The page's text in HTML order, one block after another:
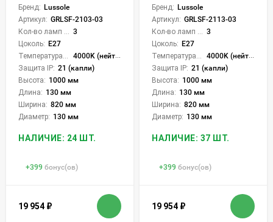
Бренд: Lussole
Артикул: GRLSF-2103-03
3
Цоколь: E27
4000K (нейтральный)
Защита IP: 21 (капли)
Высота: 1000 мм
Длина: 130 мм
Ширина: 820 мм
Диаметр: 130 мм
НАЛИЧИЕ: 24 ШТ.
+399 бонус(ов)
19 954 ₽
Бренд: Lussole
Артикул: GRLSF-2113-03
3
Цоколь: E27
4000K (нейтральный)
Защита IP: 21 (капли)
Высота: 1000 мм
Длина: 130 мм
Ширина: 820 мм
Диаметр: 130 мм
НАЛИЧИЕ: 37 ШТ.
+399 бонус(ов)
19 954 ₽